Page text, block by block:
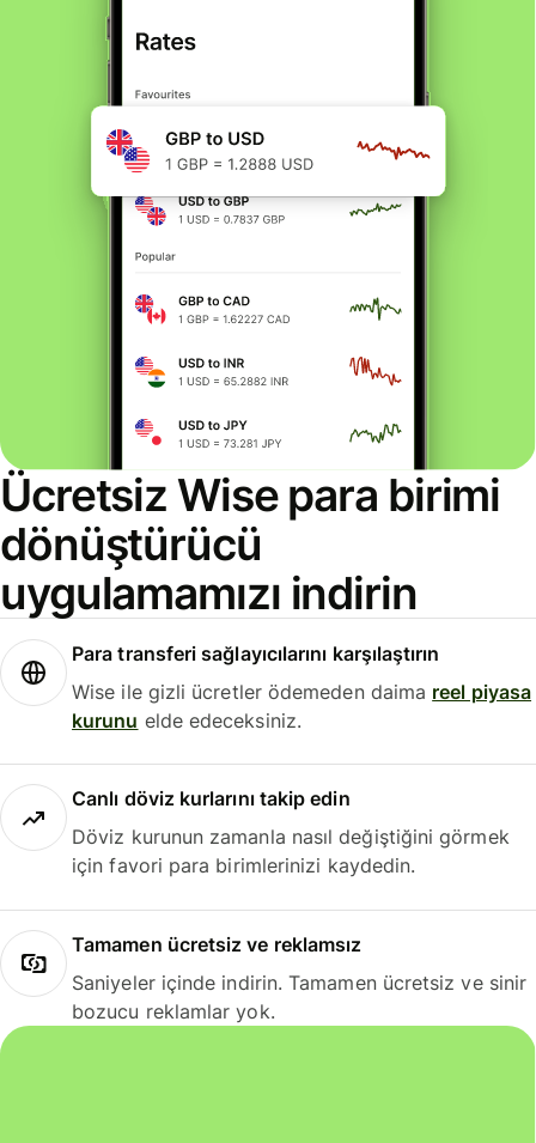
Ücretsiz Wise para birimi
dönüştürücü
uygulamamızı indirin
Para transferi sağlayıcılarını karşılaştırın
Wise ile gizli ücretler ödemeden daima reel piyasa
kurunu elde edeceksiniz.
Canlı döviz kurlarını takip edin
Döviz kurunun zamanla nasıl değiştiğini görmek
için favori para birimlerinizi kaydedin.
Tamamen ücretsiz ve reklamsız
Saniyeler içinde indirin. Tamamen ücretsiz ve sinir
bozucu reklamlar yok.